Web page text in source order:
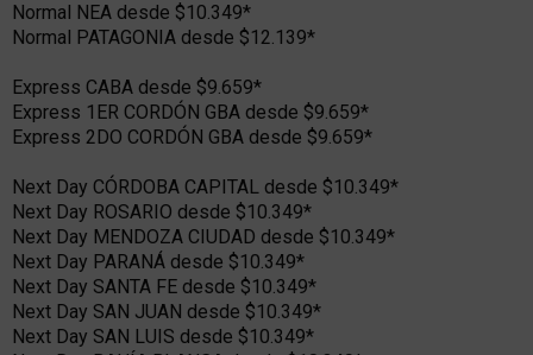
Normal NEA desde $10.349*
Normal PATAGONIA desde $12.139*
Express CABA desde $9.659*
Express 1ER CORDÓN GBA desde $9.659*
Express 2DO CORDÓN GBA desde $9.659*
Next Day CÓRDOBA CAPITAL desde $10.349*
Next Day ROSARIO desde $10.349*
Next Day MENDOZA CIUDAD desde $10.349*
Next Day PARANÁ desde $10.349*
Next Day SANTA FE desde $10.349*
Next Day SAN JUAN desde $10.349*
Next Day SAN LUIS desde $10.349*